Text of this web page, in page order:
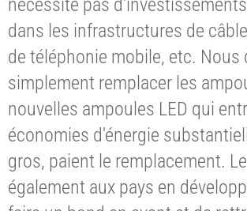
nécessite pas
dans les infrastructures de
de téléphonie mobile, etc. Nous
simplement remplacer les
nouvelles ampoules LED qui
économies d'énergie
gros, paient le remplacement.
également aux pays en